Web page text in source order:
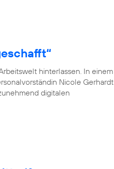
hinterlassen. In einem
Nicole Gerhardt
digitalen